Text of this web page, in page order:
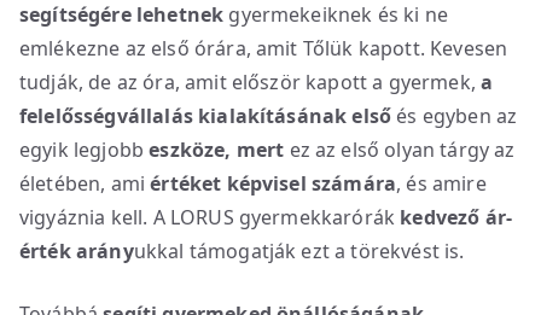
segítségére lehetnek gyermekeiknek és ki ne
emlékezne az első órára, amit Tőlük kapott. Kevesen
tudják, de az óra, amit először kapott a gyermek,a
felelősségvállalás kialakításának első és egyben az
egyik legjobbeszköze, mert ez az első olyan tárgy az
életében, amiértéket képvisel számára, és amire
vigyáznia kell. A LORUS gyermekkarórák kedvező ár-
érték arányukkal támogatják ezt a törekvést is.